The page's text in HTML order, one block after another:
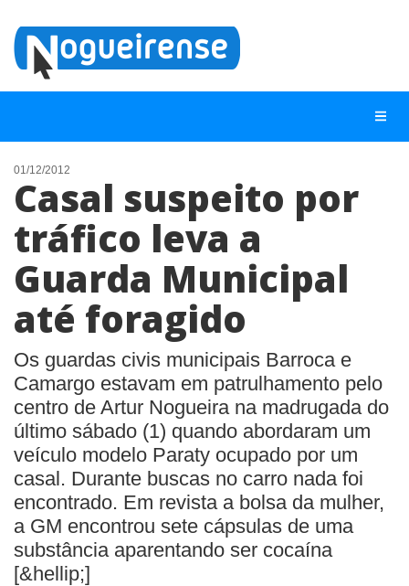
NOTÍCIAS
LISTA DIGITAL
TELEFONES ÚTEIS
CONTATO
ANUNCIE
BUSCAR
01/12/2012
Casal suspeito por
tráfico leva a
Guarda Municipal
até foragido
Os guardas civis municipais Barroca e
Camargo estavam em patrulhamento pelo
centro de Artur Nogueira na madrugada do
último sábado (1) quando abordaram um
veículo modelo Paraty ocupado por um
casal. Durante buscas no carro nada foi
encontrado. Em revista a bolsa da mulher,
a GM encontrou sete cápsulas de uma
substância aparentando ser cocaína
[&hellip;]